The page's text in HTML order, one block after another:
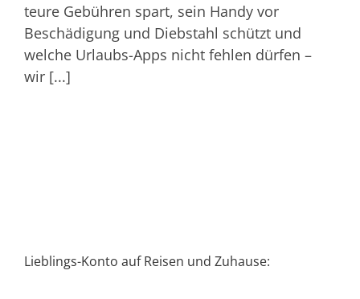
teure Gebühren spart, sein Handy vor
Beschädigung und Diebstahl schützt und
welche Urlaubs-Apps nicht fehlen dürfen –
wir [...]
Lieblings-Konto auf Reisen und Zuhause: